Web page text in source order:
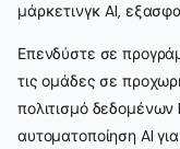
μάρκετινγκ AI,
Επενδύστε σε
τις ομάδες σε
πολιτισμό δεδομένων
αυτοματοποίηση AI